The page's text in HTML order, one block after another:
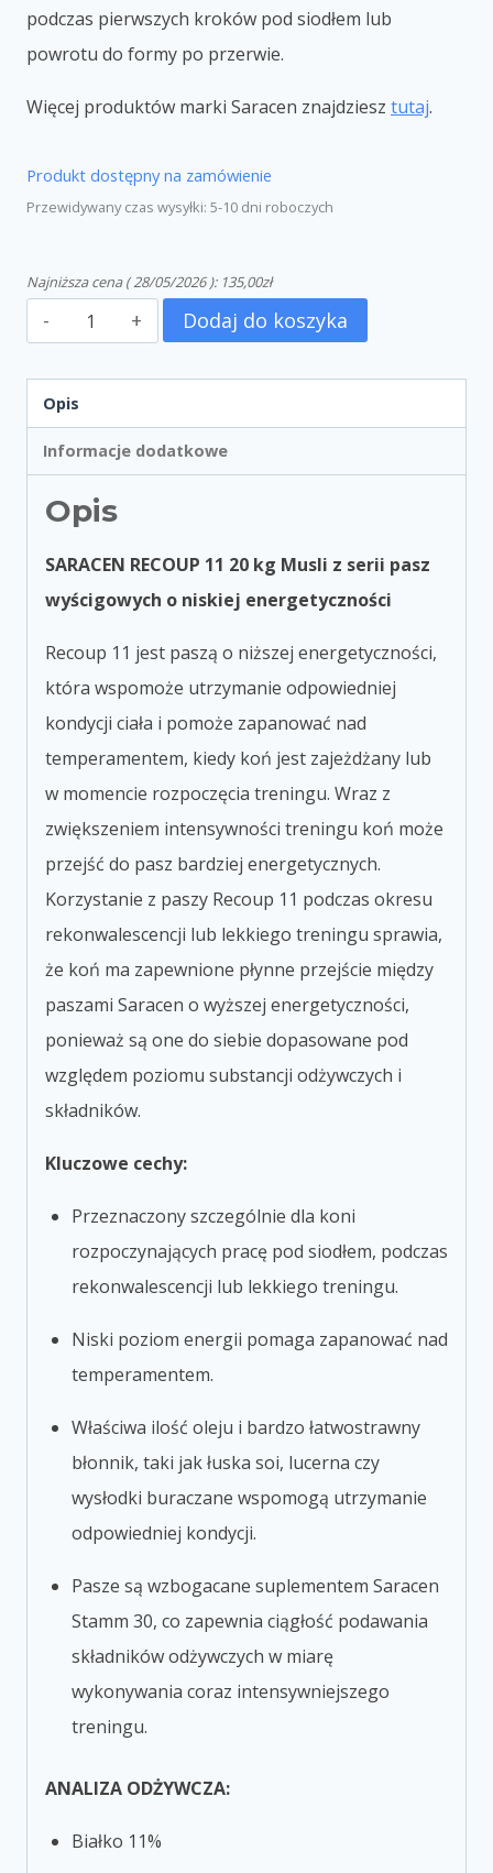
podczas pierwszych kroków pod siodłem lub
powrotu do formy po przerwie.
Więcej produktów marki Saracen znajdziesz tutaj.
Produkt dostępny na zamówienie
Przewidywany czas wysyłki: 5-10 dni roboczych
Najniższa cena (28/05/2026): 135,00zł
Dodaj do koszyka
Opis
Informacje dodatkowe
Opis
SARACEN RECOUP 11 20 kg Musli z serii pasz
wyścigowych o niskiej energetyczności
Recoup 11 jest paszą o niższej energetyczności,
która wspomoże utrzymanie odpowiedniej
kondycji ciała i pomoże zapanować nad
temperamentem, kiedy koń jest zajeżdżany lub
w momencie rozpoczęcia treningu. Wraz z
zwiększeniem intensywności treningu koń może
przejść do pasz bardziej energetycznych.
Korzystanie z paszy Recoup 11 podczas okresu
rekonwalescencji lub lekkiego treningu sprawia,
że koń ma zapewnione płynne przejście między
paszami Saracen o wyższej energetyczności,
ponieważ są one do siebie dopasowane pod
względem poziomu substancji odżywczych i
składników.
Kluczowe cechy:
Przeznaczonyszczególnie dla koni
rozpoczynających pracę pod siodłem, podczas
rekonwalescencji lub lekkiego treningu.
Niski poziom energii pomaga zapanować nad
temperamentem.
Właściwa ilość oleju i bardzo łatwostrawny
błonnik, taki jak łuska soi, lucerna czy
wysłodki buraczane wspomogą utrzymanie
odpowiedniej kondycji.
Pasze są wzbogacane suplementem Saracen
Stamm 30, co zapewnia ciągłość podawania
składników odżywczych w miarę
wykonywania coraz intensywniejszego
treningu.
ANALIZA ODŻYWCZA:
Białko 11%